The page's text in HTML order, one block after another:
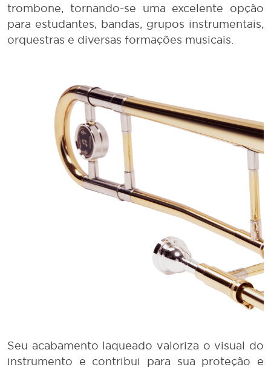
trombone, tornando-se uma excelente opção
para estudantes, bandas, grupos instrumentais,
orquestras e diversas formações musicais.
Seu acabamento laqueado valoriza o visual do
instrumento e contribui para sua proteção e